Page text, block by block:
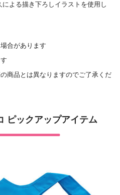
よる描き下ろしイラストを使用し
合があります
商品とは異なりますのでご了承くだ
ピックアップアイテム